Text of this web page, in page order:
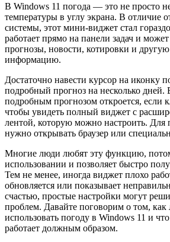
В Windows 11 погода — это не просто
температуры в углу экрана. В отличие
системы, этот мини-виджет стал
работает прямо на панели задач и
прогнозы, новости, котировки и
информацию.
Достаточно навести курсор на иконку
подробный прогноз на несколько
подробным прогнозом откроется, если
чтобы увидеть полный виджет с
лентой, которую можно настроить. Для
нужно открывать браузер или
Многие люди любят эту функцию,
использовании и позволяет быстро
Тем не менее, иногда виджет плохо
обновляется или показывает
счастью, простые настройки могут
проблем. Давайте поговорим о том, как
использовать погоду в Windows 11 и
работает должным образом.